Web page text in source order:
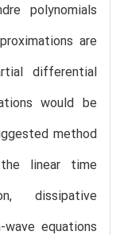
polynomials
are
differential
would be
method
linear time
dissipative
equations